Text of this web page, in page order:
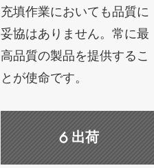
充填作業においても品質に
妥協はありません。常に最
高品質の製品を提供するこ
とが使命です。
出荷